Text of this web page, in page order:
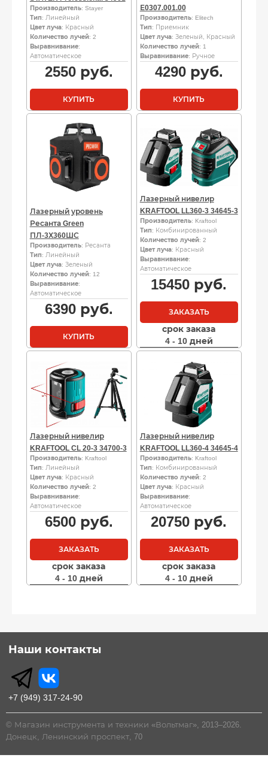
Производитель: Stayer
Тип: Линейный
Цвет луча: Красный
Количество лучей: 2
Выравнивание:
Автоматическое
2550руб.
КУПИТЬ
Е0307.001.00
Производитель: Elitech
Тип: Приемник
Цвет луча: Зеленый, Красный
Количество лучей: 1
Выравнивание: Ручное
4290руб.
КУПИТЬ
Лазерный уровень
Ресанта Green
ПЛ-3Х360ШС
Производитель: Ресанта
Тип: Линейный
Цвет луча: Зеленый
Количество лучей: 12
Выравнивание:
Автоматическое
6390руб.
КУПИТЬ
Лазерный нивелир
KRAFTOOL LL360-3 34645-3
Производитель: Kraftool
Тип: Комбинированный
Количество лучей: 2
Цвет луча: Красный
Выравнивание:
Автоматическое
15450 руб.
ЗАКАЗАТЬ
срок заказа
4 - 10 дней
Лазерный нивелир
KRAFTOOL CL 20-3 34700-3
Производитель: Kraftool
Тип: Линейный
Цвет луча: Красный
Количество лучей: 2
Выравнивание:
Автоматическое
6500руб.
ЗАКАЗАТЬ
срок заказа
4 - 10 дней
Лазерный нивелир
KRAFTOOL LL360-4 34645-4
Производитель: Kraftool
Тип: Комбинированный
Количество лучей: 2
Цвет луча: Красный
Выравнивание:
Автоматическое
20750 руб.
ЗАКАЗАТЬ
срок заказа
4 - 10 дней
Наши контакты
+7 (949) 317-24-90
© Магазин инструмента и техники «Вольтмаг», 2013–2026.
Донецк, Ленинский проспект, 70